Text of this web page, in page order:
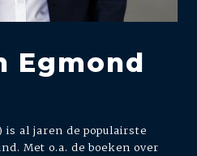
Egmond
is al jaren de populairste
Met o.a. de boeken over